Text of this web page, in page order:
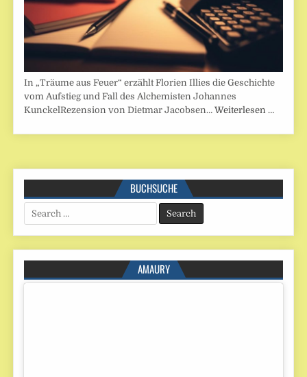
In „Träume aus Feuer“ erzählt Florien Illies die Geschichte
vom Aufstieg und Fall des Alchemisten Johannes
KunckelRezension von Dietmar Jacobsen…Weiterlesen …
BUCHSUCHE
Search
for:
AMAURY